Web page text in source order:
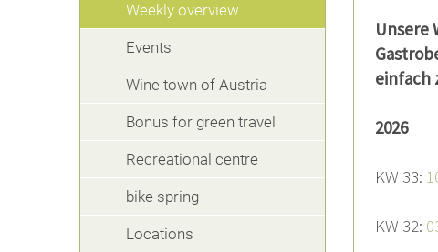
Unsere
einfach
2026
KW 33:
KW 32:
Weekly overview
Events
Wine town of Austria
Bonus for green travel
Recreational centre
bike spring
Locations